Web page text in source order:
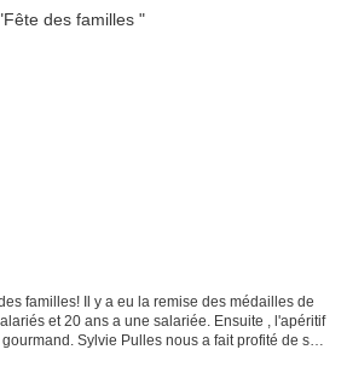
familles! Il y a eu la remise des médailles de
et 20 ans a une salariée. Ensuite , l'apéritif
Sylvie Pulles nous a fait profité de ses